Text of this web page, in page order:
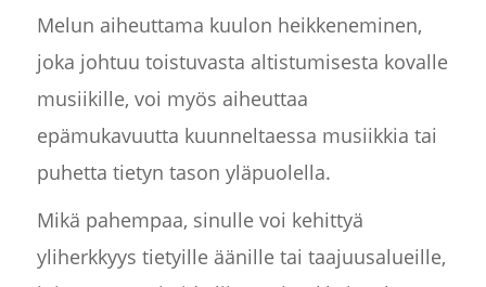
Melun aiheuttama kuulon heikkeneminen,
joka johtuu toistuvasta altistumisesta kovalle
musiikille, voi myös aiheuttaa
epämukavuutta kuunneltaessa musiikkia tai
puhetta tietyn tason yläpuolella.
Mikä pahempaa, sinulle voi kehittyä
yliherkkyys tietyille äänille tai taajuusalueille,